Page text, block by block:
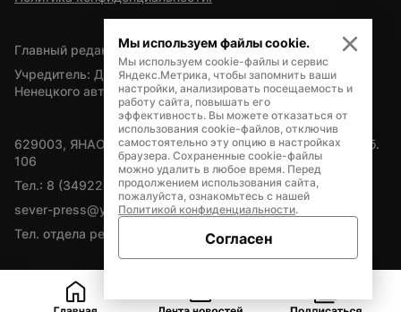
Главный редактор — А.Л. Поздеев
Учредитель: Департамент внутренней политики Ямало-
Ненецкого автономного округа
629003, ЯНАО, Салехард, мкр. Богдана Кнунянца, д.1, каб.
106
Тел.: 8 (34922) 71262
sever-press@yamal-media.ru
Тел. отдела рекламы: 8 (34922) 42728
Мы используем файлы cookie.
Мы используем cookie-файлы и сервис
Яндекс.Метрика, чтобы запомнить ваши
настройки, анализировать посещаемость и
работу сайта, повышать его
эффективность. Вы можете отказаться от
использования cookie-файлов, отключив
самостоятельно эту опцию в настройках
браузера. Сохраненные cookie-файлы
можно удалить в любое время. Перед
продолжением использования сайта,
пожалуйста, ознакомьтесь с нашей
Политикой конфиденциальности.
Согласен